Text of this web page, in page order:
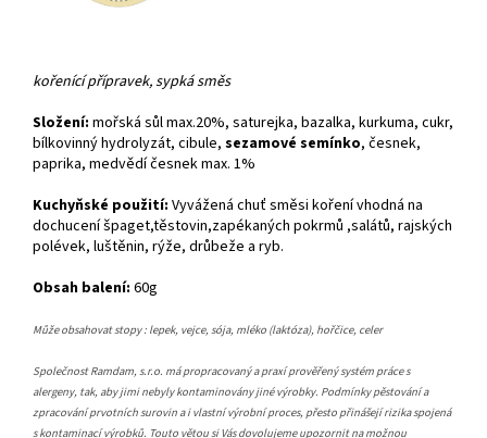
kořenící přípravek, sypká směs
Složení: mořská sůl max.20%, saturejka, bazalka, kurkuma, cukr,
bílkovinný hydrolyzát, cibule, sezamové semínko, česnek,
paprika, medvědí česnek max. 1%
Kuchyňské použití: Vyvážená chuť směsi koření vhodná na
dochucení špaget,těstovin,zapékaných pokrmů ,salátů, rajských
polévek, luštěnin, rýže, drůbeže a ryb.
Obsah balení: 60g
Může obsahovat stopy : lepek, vejce, sója, mléko (laktóza), hořčice, celer
Společnost Ramdam, s.r.o. má propracovaný a praxí prověřený systém práce s
alergeny, tak, aby jimi nebyly kontaminovány jiné výrobky. Podmínky pěstování a
zpracování prvotních surovin a i vlastní výrobní proces, přesto přinášejí rizika spojená
s kontaminací výrobků. Touto větou si Vás dovolujeme upozornit na možnou